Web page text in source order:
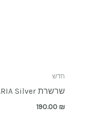
חדש
שרשרת ARIA Silver
190.00 ₪